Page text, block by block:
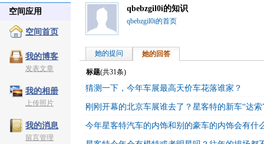
空间应用
空间首页
我的博客
发表文章
我的相册
上传照片
我的消息
留言管理
qbebzgil0i的知识
qbebzgil0i的首页
她的提问 她的回答
标题(共31条)
猜测一下，今年车展最高天价车花落谁家？
刚刚开幕的北京车展谁去了？星客特的新车“达索
今年星客特汽车的内饰和别的豪车的内饰会有什